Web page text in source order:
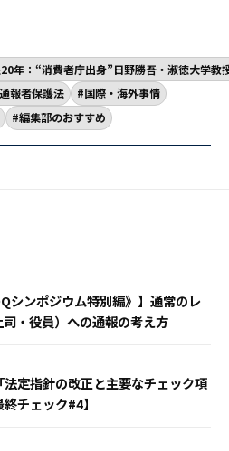
20年：“消費者庁出身”日野勝吾・淑徳大学
報者保護法
国際・海外事情
編集部のおすすめ
シンポジウム特別編》】通常のレ
・役員）への通報の考え方
定指針の改正と主要なチェック項
チェック#4】